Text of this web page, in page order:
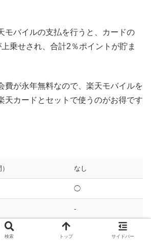
モバイルの支払を行うと、カードの
乗せされ、合計2％ポイントが貯ま
費が永年無料なので、楽天モバイルを
天カードとセットで使うのがお得です
なし
◯
-
検索 トップ サイドバー